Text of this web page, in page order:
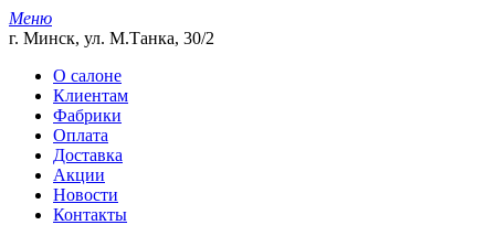
Меню
г. Минск, ул. М.Танка, 30/2
О салоне
Клиентам
Фабрики
Оплата
Доставка
Акции
Новости
Контакты